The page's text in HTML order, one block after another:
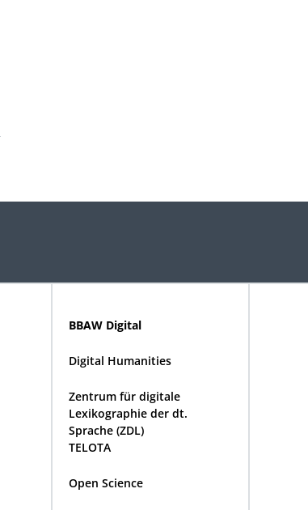
BBAW Digital
Digital Humanities
Zentrum für digitale
Lexikographie der dt.
Sprache (ZDL)
TELOTA
Open Science